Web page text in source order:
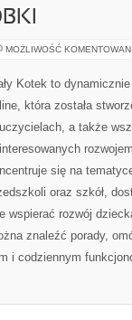
MOŻLIWOŚĆ
Kotek to
która została
a także
się na
oraz szkół,
wspierać rozwój
znaleźć porady,
i codziennym